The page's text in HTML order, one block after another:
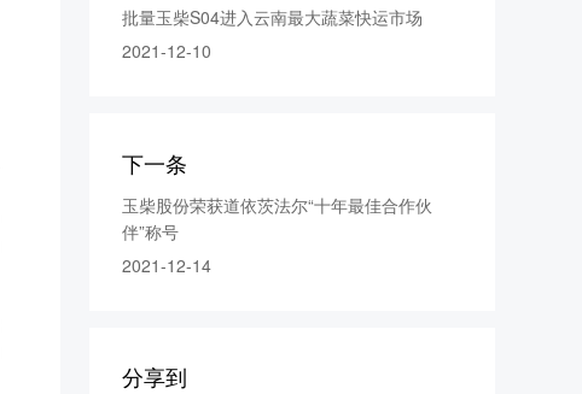
批量玉柴S04进入云南最大蔬菜快运市场
2021-12-10
下一条
玉柴股份荣获道依茨法尔“十年最佳合作伙
伴”称号
2021-12-14
分享到